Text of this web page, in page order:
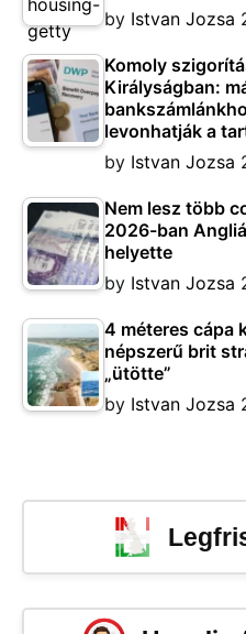
by Istvan Jozsa
Komoly
Királyságban:
levonhatják a
by Istvan Jozsa
Nem lesz több
2026-ban
helyette
by Istvan Jozsa
4 méteres cápa
népszerű brit
„ütötte”
by Istvan Jozsa